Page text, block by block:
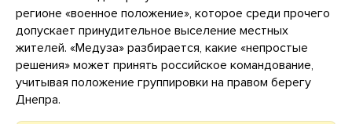
регионе «военное положение», которое среди прочего
допускает принудительное выселение местных
жителей. «Медуза» разбирается, какие «непростые
решения» может принять российское командование,
учитывая положение группировки на правом берегу
Днепра.